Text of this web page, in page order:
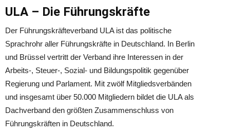
ULA – Die Führungskräfte
Der Führungskräfteverband ULA ist das politische
Sprachrohr aller Führungskräfte in Deutschland. In Berlin
und Brüssel vertritt der Verband ihre Interessen in der
Arbeits-, Steuer-, Sozial- und Bildungspolitik gegenüber
Regierung und Parlament. Mit zwölf Mitgliedsverbänden
und insgesamt über 50.000 Mitgliedern bildet die ULA als
Dachverband den größten Zusammenschluss von
Führungskräften in Deutschland.